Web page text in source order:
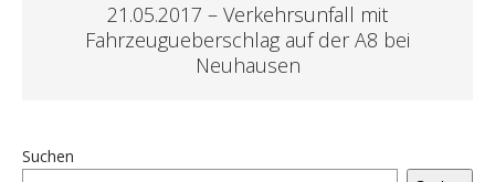
21.05.2017 – Verkehrsunfall mit
Fahrzeugueberschlag auf der A8 bei
Neuhausen
Suchen